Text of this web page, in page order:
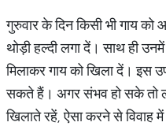
गुरुवार के दिन किसी भी गाय
थोड़ी हल्दी लगा दें। साथ ही
मिलाकर गाय को खिला दें। इस
सकते हैं। अगर संभव हो सके तो
खिलाते रहें, ऐसा करने से विवाह